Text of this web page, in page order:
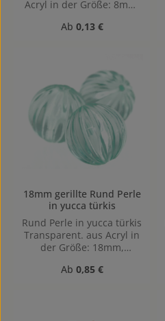
Acryl in der Größe: 8mm,
oben nach unten)
Regulärer Preis:
Ab 0,13 €
18mm gerillte Rund Perle
in yucca türkis
Rund Perle in yucca türkis
Transparent. aus Acryl in
der Größe: 18mm,
oben nach unten)
Regulärer Preis:
Ab 0,85 €